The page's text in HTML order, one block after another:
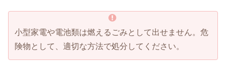
小型家電や電池類は燃えるごみとして出せません。危
険物として、適切な方法で処分してください。